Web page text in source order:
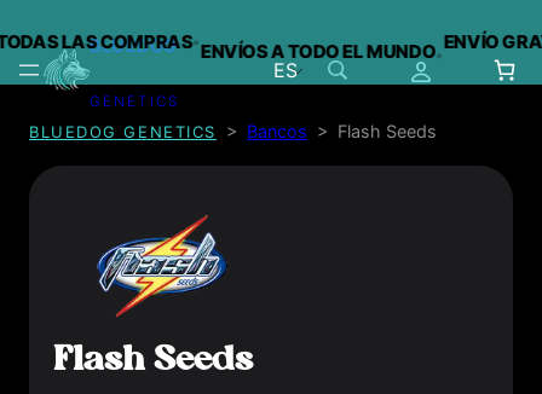
contenido
LAS COMPRAS·ENVÍOS A TODO EL MUNDO·ENVÍO
BLUEDOG
GENETICS
ES
BLUEDOG GENETICS > Bancos > Flash Seeds
Flash Seeds